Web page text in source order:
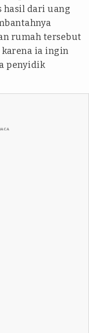
hasil dari uang
rumah tersebut
karena ia ingin
penyidik